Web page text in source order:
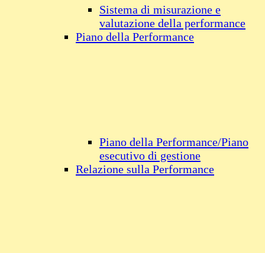
Sistema di misurazione e
valutazione della performance
Piano della Performance
Piano della Performance/Piano
esecutivo di gestione
Relazione sulla Performance